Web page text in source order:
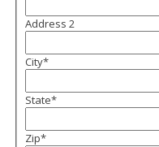
Address 2
City*
State*
Zip*